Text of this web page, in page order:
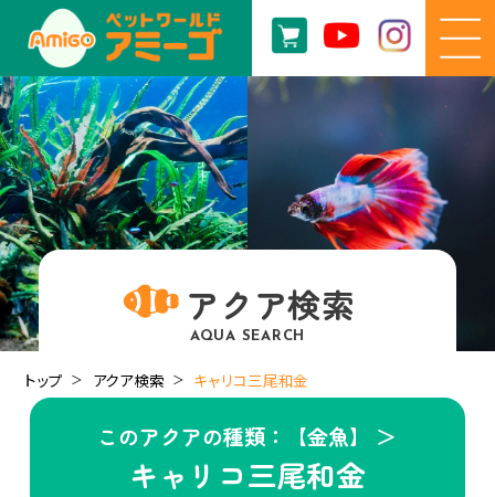
アクア検索
AQUA SEARCH
トップ アクア検索 キャリコ三尾和金
このアクアの種類：【金魚】 ＞
キャリコ三尾和金